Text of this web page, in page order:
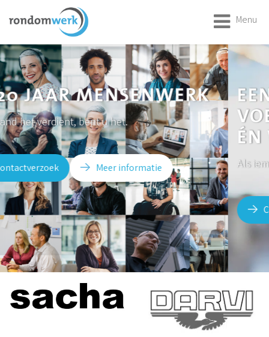
Menu
EEN OPLOSSING DIE GOED
VOELT VOOR WERKGEVER
ÉN WERKNEMER?
Als iemand het verdient, bent u het.
Contactverzoek Meer informatie